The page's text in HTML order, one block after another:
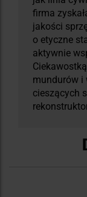
firma
jakości
o etyczne
aktywnie
mundurów i
cieszących